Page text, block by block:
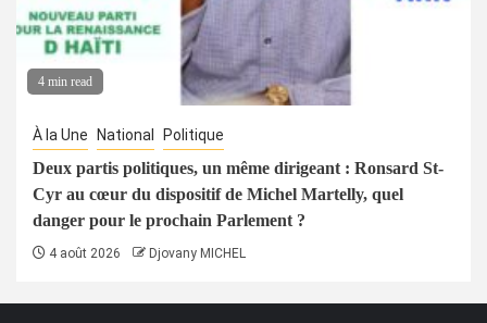
4 min read
À la Une National Politique
Deux partis politiques, un même dirigeant : Ronsard St-
Cyr au cœur du dispositif de Michel Martelly, quel
danger pour le prochain Parlement ?
4 août 2026 Djovany MICHEL